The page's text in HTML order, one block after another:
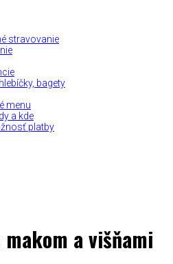
stravovanie
bagety
menu
a kde
platby
a višňami